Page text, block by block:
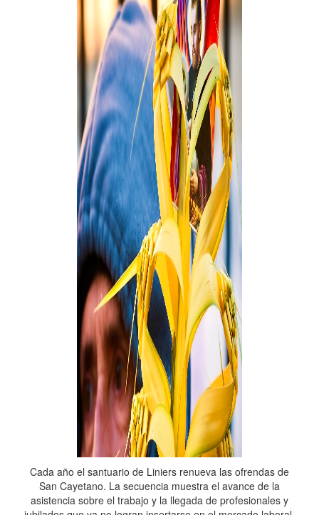
Cada año el santuario de Liniers renueva las ofrendas de
San Cayetano. La secuencia muestra el avance de la
asistencia sobre el trabajo y la llegada de profesionales y